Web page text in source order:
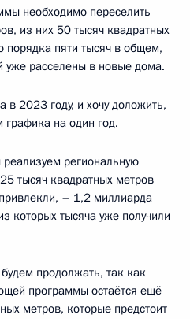
необходимо переселить
из них 50 тысяч квадратных
порядка пяти тысяч в общем,
уже расселены в новые дома.
в 2023 году, и хочу доложить,
графика на один год.
региональную
тысяч квадратных метров
– 1,2 миллиарда
которых тысяча уже получили
продолжать, так как
программы остаётся ещё
метров, которые предстоит